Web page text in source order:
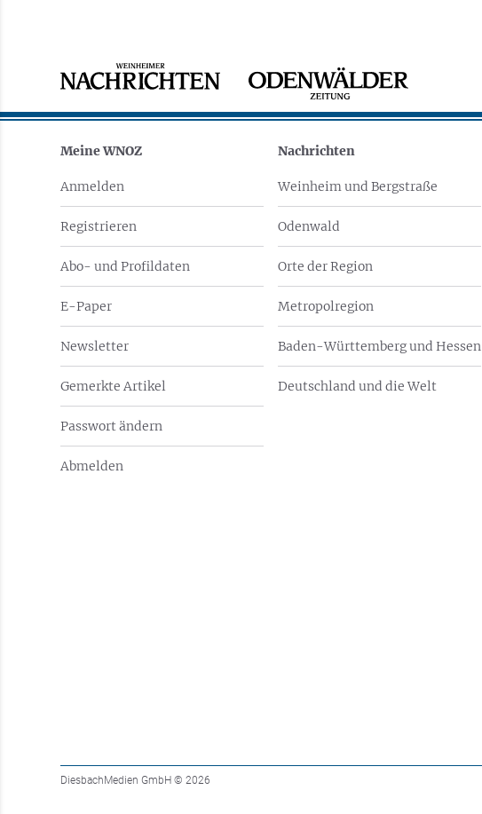
Meine WNOZ
Anmelden
Registrieren
Abo- und Profildaten
E-Paper
Newsletter
Gemerkte Artikel
Passwort ändern
Abmelden
Nachrichten
Weinheim und Bergstraße
Odenwald
Orte der Region
Metropolregion
Baden-Württemberg und Hessen
Deutschland und die Welt
DiesbachMedien GmbH © 2026